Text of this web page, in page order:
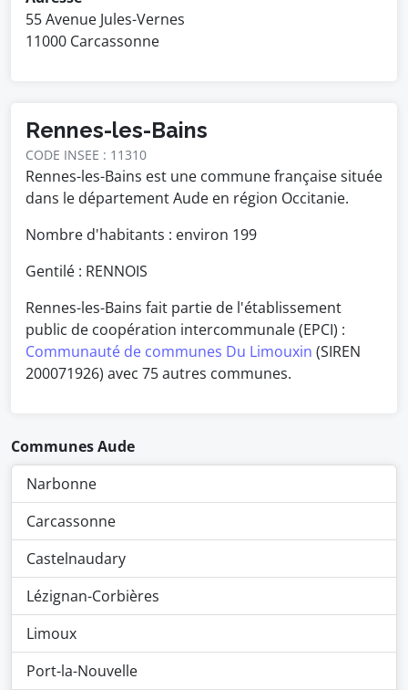
55 Avenue Jules-Vernes
11000 Carcassonne
Rennes-les-Bains
CODE INSEE : 11310
Rennes-les-Bains est une commune française située
dans le département Aude en région Occitanie.
Nombre d'habitants : environ 199
Gentilé : RENNOIS
Rennes-les-Bains fait partie de l'établissement
public de coopération intercommunale (EPCI) :
Communauté de communes Du Limouxin (SIREN
200071926) avec 75 autres communes.
Communes Aude
Narbonne
Carcassonne
Castelnaudary
Lézignan-Corbières
Limoux
Port-la-Nouvelle